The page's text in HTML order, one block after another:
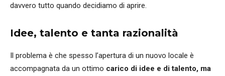
davvero tutto quando decidiamo di aprire.
Idee, talento e tanta razionalità
Il problema è che spesso l’apertura di un nuovo locale è
accompagnata da un ottimo carico di idee e di talento, ma